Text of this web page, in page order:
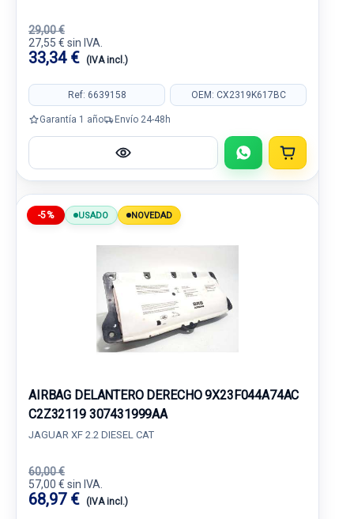
29,00 €
27,55 € sin IVA.
33,34 € (IVA incl.)
Ref: 6639158 OEM: CX2319K617BC
Garantía 1 año Envío 24-48h
-5% USADO NOVEDAD
AIRBAG DELANTERO DERECHO 9X23F044A74AC
C2Z32119 307431999AA
JAGUAR XF 2.2 DIESEL CAT
60,00 €
57,00 € sin IVA.
68,97 € (IVA incl.)